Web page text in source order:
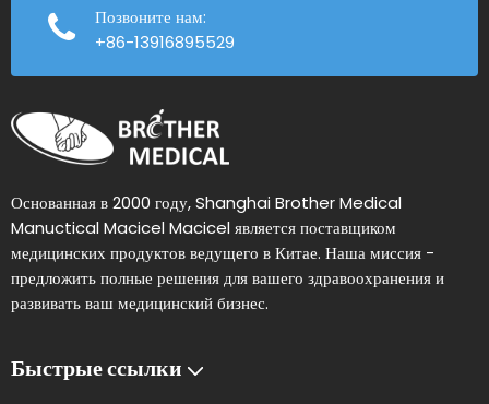
Позвоните нам:
+86-13916895529
Основанная в 2000 году, Shanghai Brother Medical
Manuctical Macicel Macicel является поставщиком
медицинских продуктов ведущего в Китае. Наша миссия -
предложить полные решения для вашего здравоохранения и
развивать ваш медицинский бизнес.
Быстрые ссылки